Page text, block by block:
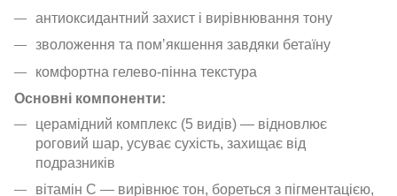
антиоксидантний захист і вирівнювання тону
зволоження та помʼякшення завдяки бетаїну
комфортна гелево-пінна текстура
Основні компоненти:
церамідний комплекс (5 видів) — відновлює
роговий шар, усуває сухість, захищає від
подразників
вітамін С — вирівнює тон, бореться з пігментацією,